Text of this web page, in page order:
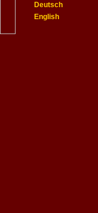
Deutsch
English